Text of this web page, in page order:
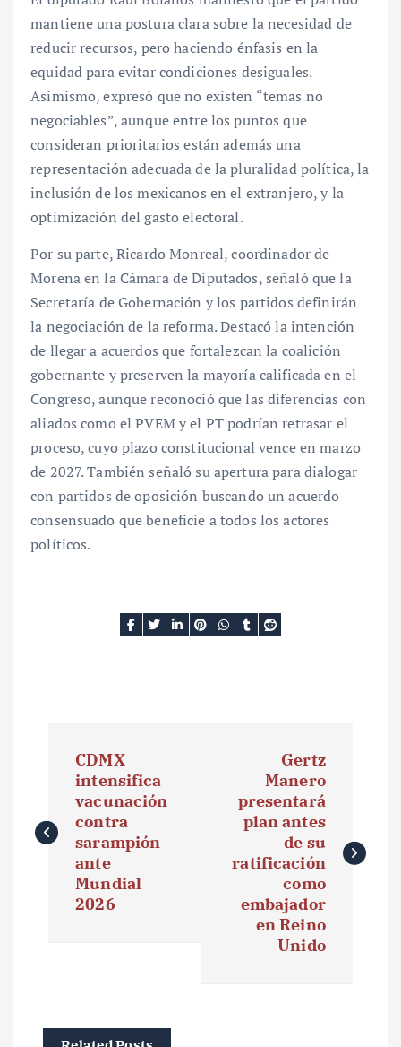
mantiene una postura clara sobre la necesidad de
reducir recursos, pero haciendo énfasis en la
equidad para evitar condiciones desiguales.
Asimismo, expresó que no existen “temas no
negociables”, aunque entre los puntos que
consideran prioritarios están además una
representación adecuada de la pluralidad política, la
inclusión de los mexicanos en el extranjero, y la
optimización del gasto electoral.
Por su parte, Ricardo Monreal, coordinador de
Morena en la Cámara de Diputados, señaló que la
Secretaría de Gobernación y los partidos definirán
la negociación de la reforma. Destacó la intención
de llegar a acuerdos que fortalezcan la coalición
gobernante y preserven la mayoría calificada en el
Congreso, aunque reconoció que las diferencias con
aliados como el PVEM y el PT podrían retrasar el
proceso, cuyo plazo constitucional vence en marzo
de 2027. También señaló su apertura para dialogar
con partidos de oposición buscando un acuerdo
consensuado que beneficie a todos los actores
políticos.
v
e
ó
CDMX
intensifica
vacunación
contra
sarampión
ante
Mundial
2026
Gertz
Manero
presentará
plan antes
de su
ratificación
como
embajador
en Reino
Unido